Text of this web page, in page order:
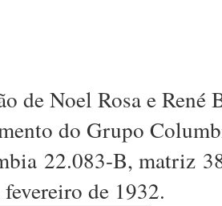
de Noel Rosa e René
do Grupo
22.083-B, matriz
de 1932.